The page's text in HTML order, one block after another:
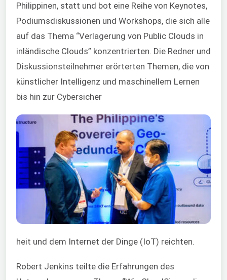
Philippinen, statt und bot eine Reihe von Keynotes,
Podiumsdiskussionen und Workshops, die sich alle
auf das Thema “Verlagerung von Public Clouds in
inländische Clouds” konzentrierten. Die Redner und
Diskussionsteilnehmer erörterten Themen, die von
künstlicher Intelligenz und maschinellem Lernen
bis hin zur Cybersicher
heit und dem Internet der Dinge (IoT) reichten.
Robert Jenkins teilte die Erfahrungen des